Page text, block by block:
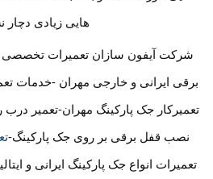
هایی زیادی دچار
شرکت آیفون سازان تعمیرات تخصصی
برقی ایرانی و خارجی مهران -خدمات
تعمیرکار جک پارکینگ مهران-تعمیر
نصب قفل برقی بر روی جک پارکینگ-
تعمیرات انواع جک پارکینگ ایرانی و